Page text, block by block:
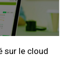
sur le cloud